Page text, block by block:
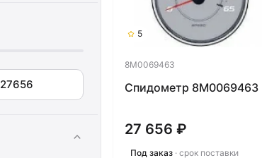
5
8M0069463
Спидометр 8M0069463
27 656 ₽
Под заказ · срок поставки